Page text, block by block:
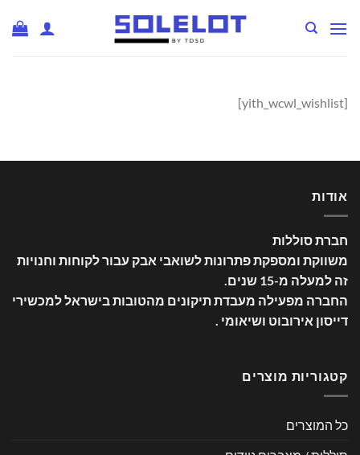
[yith_wcwl_wishlist]
אודות
חברת סוללות
משווקת ומספקת פתרונות לשואבי אבק עבור לקוחות וחנויות
זה למעלה מ-15 שנים
החברה מפעילה מעבדת תיקונים מהטובות בישראל למכשירי
דייסון אירובוט ושיאומי .
קטגוריות מוצרים
כל המוצרים